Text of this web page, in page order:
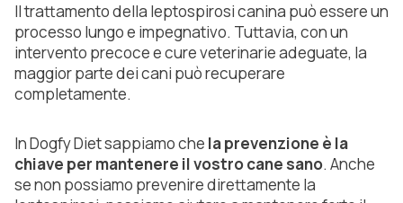
Il trattamento della leptospirosi canina può essere un
processo lungo e impegnativo. Tuttavia, con un
intervento precoce e cure veterinarie adeguate, la
maggior parte dei cani può recuperare
completamente.
In Dogfy Diet sappiamo che la prevenzione è la
chiave per mantenere il vostro cane sano. Anche
se non possiamo prevenire direttamente la